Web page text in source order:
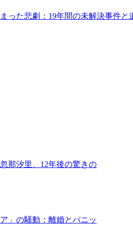
った悲劇：19年間の未解決事件と
那汐里、12年後の驚きの
」の騒動：離婚とパニッ